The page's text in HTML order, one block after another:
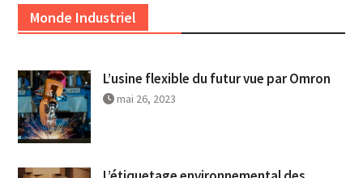
Monde Industriel
L’usine flexible du futur vue par Omron
mai 26, 2023